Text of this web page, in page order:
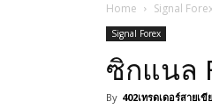
Home Signal
Signal Forex
ซิกแนล
By 402เทรดเดอร์สายเขี